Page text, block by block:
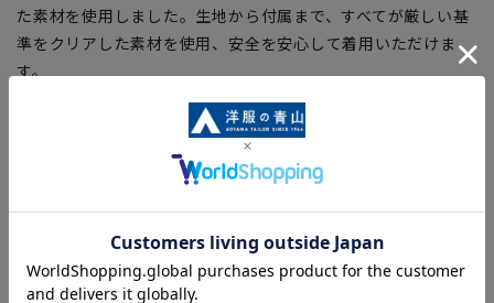
た素材を使用しました。生地から付属まで、すべてが厳しい基
準をクリアした素材を使用、安全を安心して着用いただけま
す。
【シルエット】《細め(スリム)》 (当社比)
【商品に関するご注意】
■商品画像はサンプルのため、色味やサイズ等の仕様に変更が
ある場合がございますので、予めご了承ください。
■ゆとり感には個人差があります。サイズ表を確認の上、ご購
入の目安としてご利用ください。